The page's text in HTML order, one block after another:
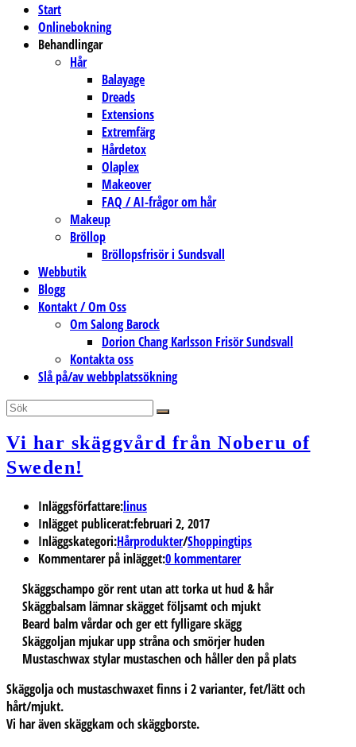
Start
Onlinebokning
Behandlingar
Hår
Balayage
Dreads
Extensions
Extremfärg
Hårdetox
Olaplex
Makeover
FAQ / AI-frågor om hår
Makeup
Bröllop
Bröllopsfrisör i Sundsvall
Webbutik
Blogg
Kontakt / Om Oss
Om Salong Barock
Dorion Chang Karlsson Frisör Sundsvall
Kontakta oss
Slå på/av webbplatssökning
Vi har skäggvård från Noberu of
Sweden!
Inläggsförfattare:linus
Inlägget publicerat:februari 2, 2017
Inläggskategori:Hårprodukter/Shoppingtips
Kommentarer på inlägget:0 kommentarer
Skäggschampo gör rent utan att torka ut hud & hår
Skäggbalsam lämnar skägget följsamt och mjukt
Beard balm vårdar och ger ett fylligare skägg
Skäggoljan mjukar upp stråna och smörjer huden
Mustaschwax stylar mustaschen och håller den på plats
Skäggolja och mustaschwaxet finns i 2 varianter, fet/lätt och
hårt/mjukt.
Vi har även skäggkam och skäggborste.